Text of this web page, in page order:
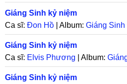
Giáng Sinh Kỷ Niệm
Giáng Sinh kỷ niệm
Ca sĩ: Đon Hồ | Album: Giáng
Giáng Sinh kỷ niệm
Ca sĩ: Elvis Phương | Album:
Giáng Sinh kỷ niệm